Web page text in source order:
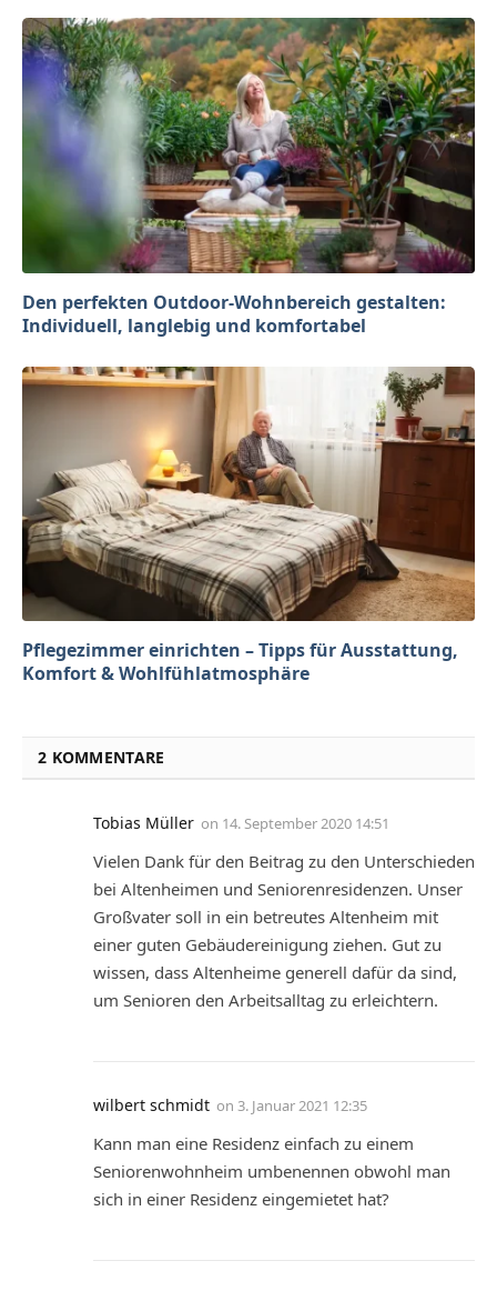
Den perfekten Outdoor-Wohnbereich gestalten:
Individuell, langlebig und komfortabel
Pflegezimmer einrichten – Tipps für Ausstattung,
Komfort & Wohlfühlatmosphäre
2 KOMMENTARE
Tobias Müller on 14. September 2020 14:51
Vielen Dank für den Beitrag zu den Unterschieden
bei Altenheimen und Seniorenresidenzen. Unser
Großvater soll in ein betreutes Altenheim mit
einer guten Gebäudereinigung ziehen. Gut zu
wissen, dass Altenheime generell dafür da sind,
um Senioren den Arbeitsalltag zu erleichtern.
wilbert schmidt on 3. Januar 2021 12:35
Kann man eine Residenz einfach zu einem
Seniorenwohnheim umbenennen obwohl man
sich in einer Residenz eingemietet hat?